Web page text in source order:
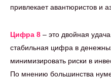
привлекает авантюристов и
Цифра 8 – это двойная
стабильная цифра в
минимизировать риски в
По мнению большинства